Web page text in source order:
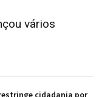
vários
cidadania por